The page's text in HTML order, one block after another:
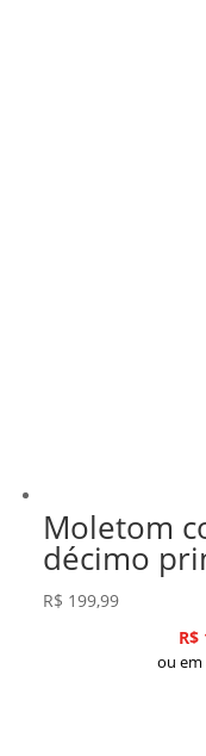
Moletom
décimo
R$ 199,99
R$
ou em